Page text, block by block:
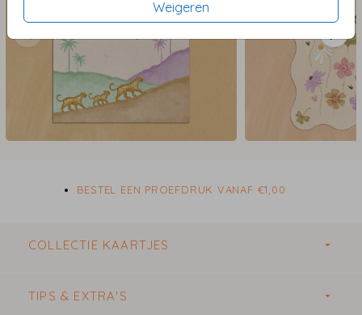
Weigeren
BESTEL EEN PROEFDRUK VANAF €1,00
COLLECTIE KAARTJES
TIPS & EXTRA'S